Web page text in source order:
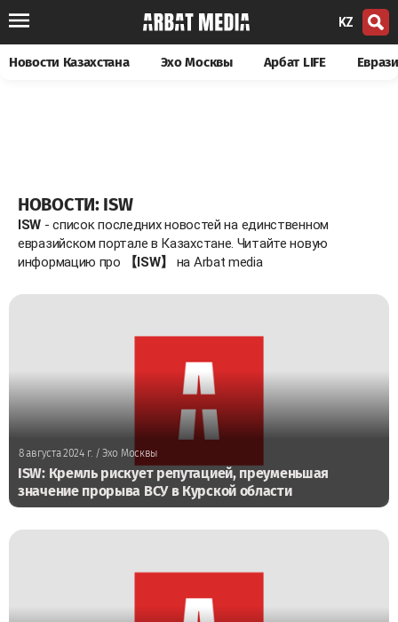
KZ
Новости Казахстана Эхо Москвы Арбат LIFE
НОВОСТИ: ISW
ISW - список последних новостей на единственном
евразийском портале в Казахстане. Читайте новую
информацию про
【ISW】 на Arbat media
8 августа 2024 г./ Эхо Москвы
ISW: Кремль рискует репутацией, преуменьшая
значение прорыва ВСУ в Курской области